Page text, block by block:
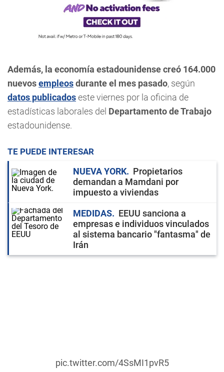
Además, la economía estadounidense creó 164.000
nuevosempleosdurante el mes pasado, según
datos publicadoseste viernes por la oficina de
estadísticas laborales del Departamento de Trabajo
estadounidense.
TE PUEDE INTERESAR
NUEVA YORK
Propietarios
demandan a Mamdani por
impuesto a viviendas
MEDIDAS
EEUU sanciona a
empresas e individuos vinculados
al sistema bancario "fantasma" de
Irán
pic.twitter.com/4SsMI1pvR5